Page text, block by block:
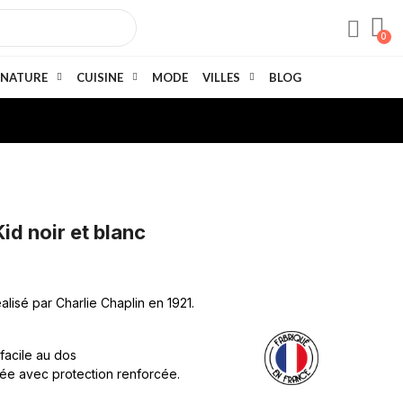
NATURE CUISINE MODE VILLES BLOG
noir et blanc
par Charlie Chaplin en 1921.
au dos
avec protection renforcée.